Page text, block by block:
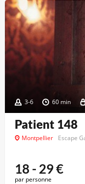
3-6 60 min
Patient 148
Montpellier Escape
18 - 29€
par personne